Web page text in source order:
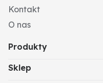
Kontakt
O nas
Produkty
Sklep